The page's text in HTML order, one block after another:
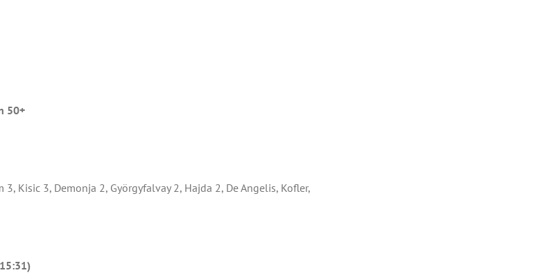
50+
Kisic 3, Demonja 2, Györgyfalvay 2, Hajda 2, De Angelis, Kofler,